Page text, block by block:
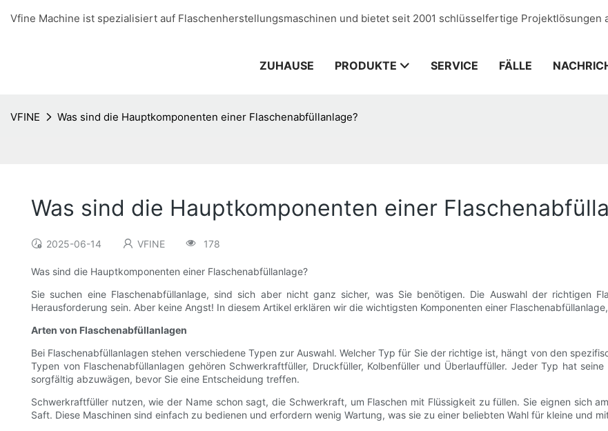
Vfine Machine ist spezialisiert auf Flaschenherstellungsmaschinen und bietet seit 2001 schlüsselfertige Projektlösungen
ZUHAUSE PRODUKTE SERVICE FÄLLE
VFINE Was sind die Hauptkomponenten einer Flaschenabfüllanlage?
Was sind die Hauptkomponenten einer
2025-06-14 VFINE 178
Was sind die Hauptkomponenten einer Flaschenabfüllanlage?
Sie suchen eine Flaschenabfüllanlage, sind sich aber nicht ganz sicher, was Sie benötigen. Die Auswahl der richtigen
Herausforderung sein. Aber keine Angst! In diesem Artikel erklären wir die wichtigsten Komponenten einer
Arten von Flaschenabfüllanlagen
Bei Flaschenabfüllanlagen stehen verschiedene Typen zur Auswahl. Welcher Typ für Sie der richtige ist, hängt von den
Typen von Flaschenabfüllanlagen gehören Schwerkraftfüller, Druckfüller, Kolbenfüller und Überlauffüller. Jeder Typ hat
sorgfältig abzuwägen, bevor Sie eine Entscheidung treffen.
Schwerkraftfüller nutzen, wie der Name schon sagt, die Schwerkraft, um Flaschen mit Flüssigkeit zu füllen. Sie eignen sich
Saft. Diese Maschinen sind einfach zu bedienen und erfordern wenig Wartung, was sie zu einer beliebten Wahl für kleine und